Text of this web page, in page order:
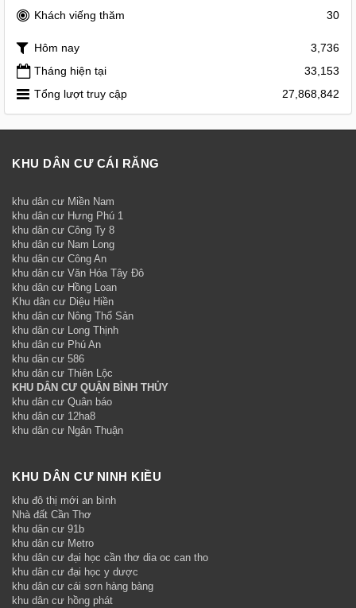
Khách viếng thăm
30
Hôm nay
3,736
Tháng hiện tại
33,153
Tổng lượt truy cập
27,868,842
KHU DÂN CƯ CÁI RĂNG
khu dân cư Miền Nam
khu dân cư Hưng Phú 1
khu dân cư Công Ty 8
khu dân cư Nam Long
khu dân cư Công An
khu dân cư Văn Hóa Tây Đô
khu dân cư Hồng Loan
Khu dân cư Diệu Hiền
khu dân cư Nông Thổ Sản
khu dân cư Long Thịnh
khu dân cư Phú An
khu dân cư 586
khu dân cư Thiên Lộc
KHU DÂN CƯ QUẬN BÌNH THỦY
khu dân cư Quân báo
khu dân cư 12ha8
khu dân cư Ngân Thuận
KHU DÂN CƯ NINH KIỀU
khu đô thị mới an bình
Nhà đất Cần Thơ
khu dân cư 91b
khu dân cư Metro
khu dân cư đại học cần thơ dia oc can tho
khu dân cư đại học y dược
khu dân cư cái sơn hàng bàng
khu dân cư hồng phát